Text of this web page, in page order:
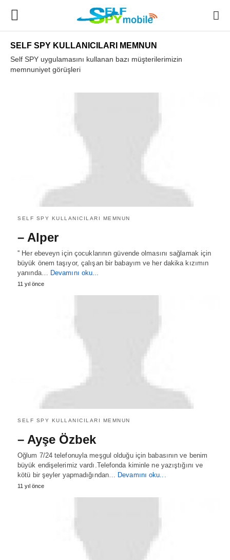
SELF SPY KULLANICILARI MEMNUN
Self SPY uygulamasını kullanan bazı müşterilerimizin
memnuniyet görüşleri
SELF SPY KULLANICILARI MEMNUN
– Alper
'' Her ebeveyn için çocuklarının güvende olmasını sağlamak için
büyük önem taşıyor, çalışan bir babayım ve her dakika kızımın
yanında… Devamını oku...
11 yıl önce
SELF SPY KULLANICILARI MEMNUN
– Ayşe Özbek
Oğlum 7/24 telefonuyla meşgul olduğu için babasının ve benim
büyük endişelerimiz vardı.Telefonda kiminle ne yazıştığını ve
kötü bir şeyler yapmadığından… Devamını oku...
11 yıl önce